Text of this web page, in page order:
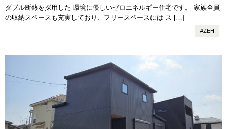
ダブル断熱を採用した 環境に優しいゼロエネルギー住宅です。 家族全員
の収納スペースも充実しており、フリースペースには ス […]
#ZEH